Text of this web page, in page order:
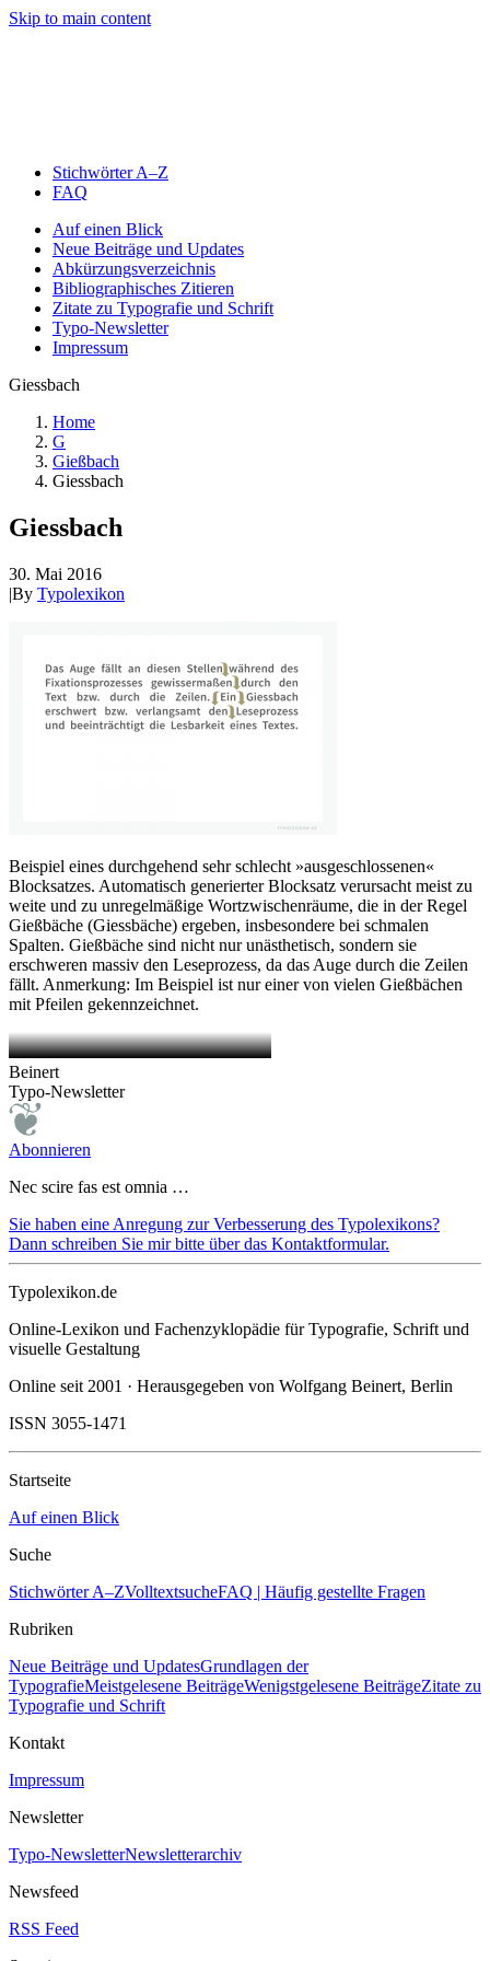
Skip to main content
Stichwörter A–Z
FAQ
Auf einen Blick
Neue Beiträge und Updates
Abkürzungsverzeichnis
Bibliographisches Zitieren
Zitate zu Typografie und Schrift
Typo-Newsletter
Impressum
Giessbach
Home
G
Gießbach
Giessbach
Giessbach
30. Mai 2016
|By Typolexikon
Beispiel eines durchgehend sehr schlecht »ausgeschlossenen«
Blocksatzes. Automatisch generierter Blocksatz verursacht meist zu
weite und zu unregelmäßige Wortzwischenräume, die in der Regel
Gießbäche (Giessbäche) ergeben, insbesondere bei schmalen
Spalten. Gießbäche sind nicht nur unästhetisch, sondern sie
erschweren massiv den Leseprozess, da das Auge durch die Zeilen
fällt. Anmerkung: Im Beispiel ist nur einer von vielen Gießbächen
mit Pfeilen gekennzeichnet.
Beinert
Typo-Newsletter
Abonnieren
Nec scire fas est omnia …
Sie haben eine Anregung zur Verbesserung des Typolexikons?
Dann schreiben Sie mir bitte über das Kontaktformular.
Typolexikon.de
Online-Lexikon und Fachenzyklopädie für Typografie, Schrift und
visuelle Gestaltung
Online seit 2001 · Herausgegeben von Wolfgang Beinert, Berlin
ISSN 3055-1471
Startseite
Auf einen Blick
Suche
Stichwörter A–ZVolltextsucheFAQ | Häufig gestellte Fragen
Rubriken
Neue Beiträge und UpdatesGrundlagen der
TypografieMeistgelesene BeiträgeWenigstgelesene BeiträgeZitate zu
Typografie und Schrift
Kontakt
Impressum
Newsletter
Typo-NewsletterNewsletterarchiv
Newsfeed
RSS Feed